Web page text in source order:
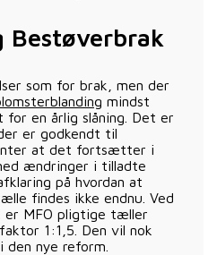
Bestøverbrak
som for brak, men der
mindst
en årlig slåning. Det er
er godkendt til
at det fortsætter i
ændringer i tilladte
på hvordan at
findes ikke endnu. Ved
er MFO pligtige tæller
1:1,5. Den vil nok
nye reform.